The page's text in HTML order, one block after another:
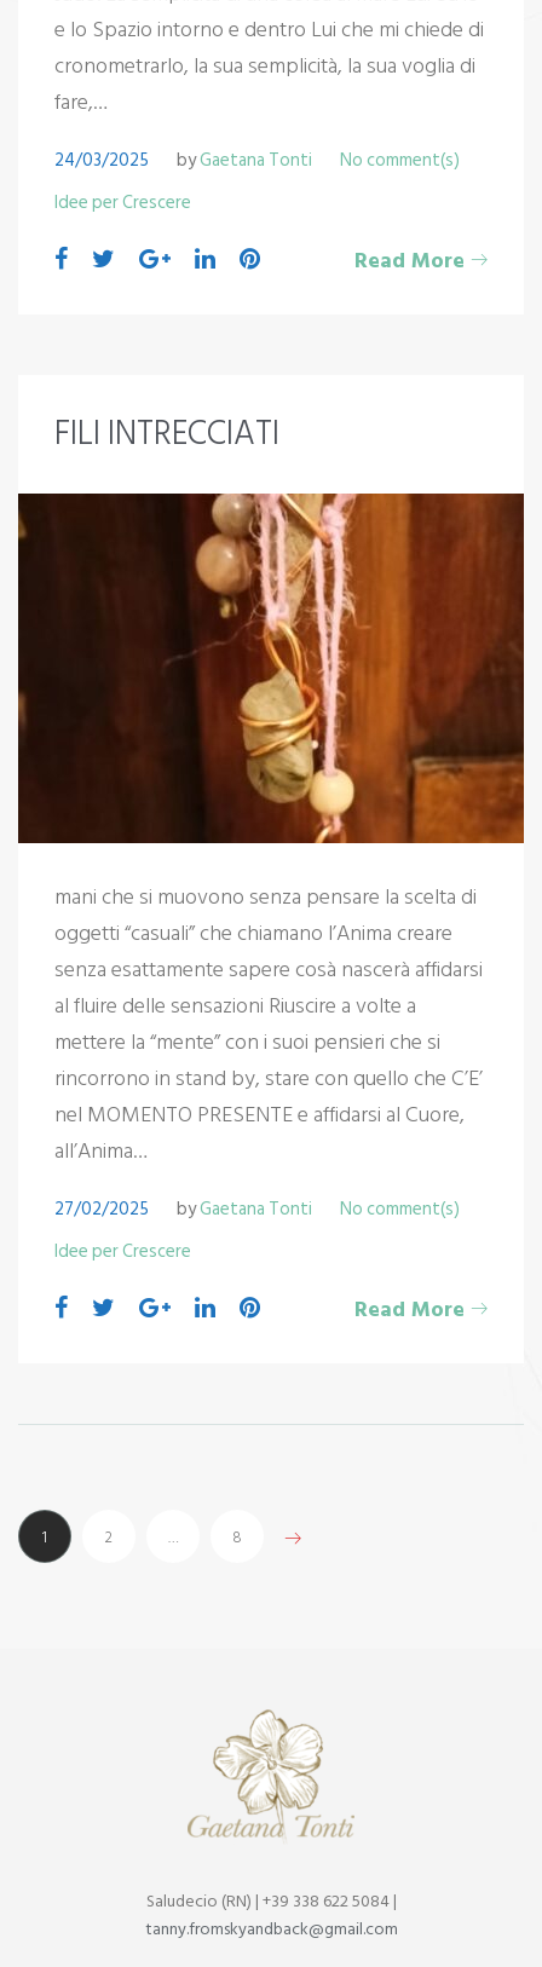
e lo Spazio intorno e dentro Lui che mi chiede di
cronometrarlo, la sua semplicità, la sua voglia di
fare,…
24/03/2025 byGaetana Tonti
No comment(s)
Idee per Crescere
Read More
FILI INTRECCIATI
mani che si muovono senza pensare la scelta di
oggetti “casuali” che chiamano l’Anima creare
senza esattamente sapere cosà nascerà affidarsi
al fluire delle sensazioni Riuscire a volte a
mettere la “mente” con i suoi pensieri che si
rincorrono in stand by, stare con quello che C’E’
nel MOMENTO PRESENTE e affidarsi al Cuore,
all’Anima…
27/02/2025 byGaetana Tonti
No comment(s)
Idee per Crescere
Read More
1 2 … 8
Saludecio (RN) | +39 338 622 5084 |
tanny.fromskyandback@gmail.com